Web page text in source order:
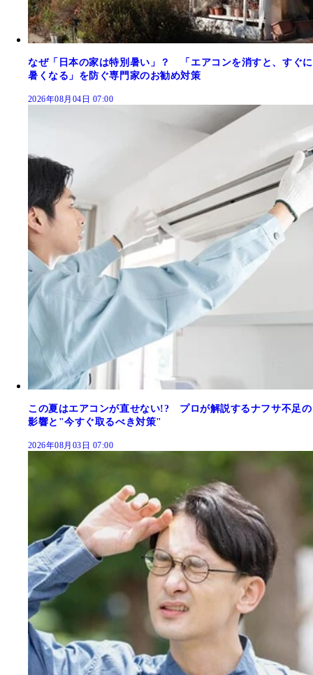
なぜ「日本の家は特別暑い」？ 「エアコンを消すと、すぐに
暑くなる」を防ぐ専門家のお勧め対策
2026年08月04日 07:00
この夏はエアコンが直せない!? プロが解説するナフサ不足の
影響と"今すぐ取るべき対策"
2026年08月03日 07:00